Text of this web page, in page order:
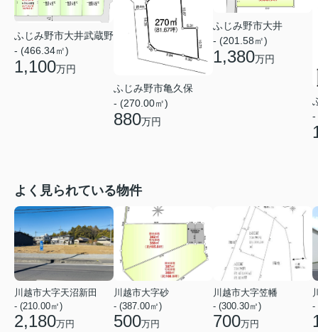
ふじみ野市大井武蔵野
- (466.34㎡)
1,100万円
ふじみ野市亀久保
- (270.00㎡)
880万円
ふじみ野市大井
- (201.58㎡)
1,380万円
-
よく見られている物件
川越市大字天沼新田
- (210.00㎡)
2,180万円
川越市大字砂
- (387.00㎡)
500万円
川越市大字笠幡
- (300.30㎡)
700万円
-